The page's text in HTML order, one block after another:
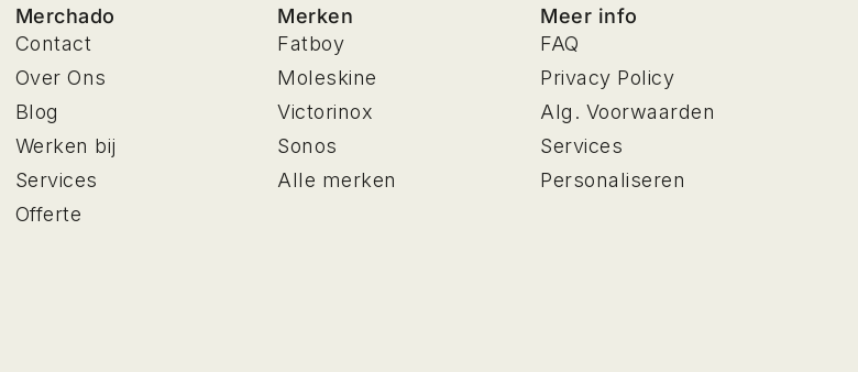
Merchado
Contact
Over Ons
Blog
Werken bij
Services
Offerte
Merken
Fatboy
Moleskine
Victorinox
Sonos
Alle merken
Meer info
FAQ
Privacy Policy
Alg. Voorwaarden
Services
Personaliseren